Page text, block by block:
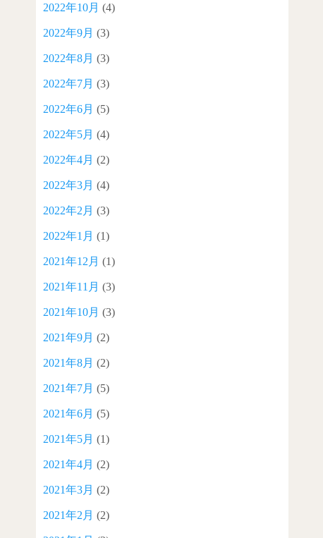
2022年10月 (4)
2022年9月 (3)
2022年8月 (3)
2022年7月 (3)
2022年6月 (5)
2022年5月 (4)
2022年4月 (2)
2022年3月 (4)
2022年2月 (3)
2022年1月 (1)
2021年12月 (1)
2021年11月 (3)
2021年10月 (3)
2021年9月 (2)
2021年8月 (2)
2021年7月 (5)
2021年6月 (5)
2021年5月 (1)
2021年4月 (2)
2021年3月 (2)
2021年2月 (2)